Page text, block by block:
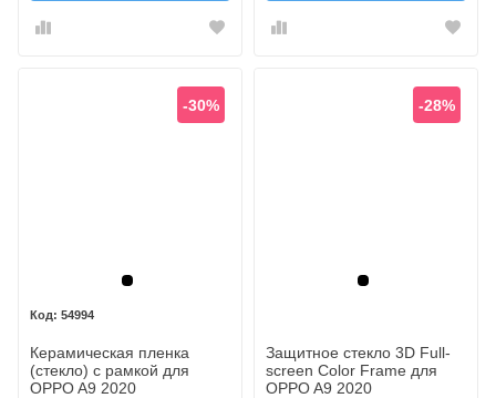
Черный
-30%
54994
Керамическая пленка
(стекло) с рамкой для
OPPO A9 2020
Черный
-28%
Защитное стекло 3D Full-
screen Color Frame для
OPPO A9 2020